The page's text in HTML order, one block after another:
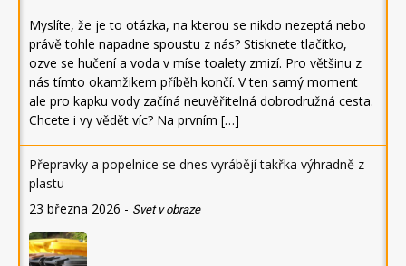
Myslíte, že je to otázka, na kterou se nikdo nezeptá nebo
právě tohle napadne spoustu z nás? Stisknete tlačítko,
ozve se hučení a voda v míse toalety zmizí. Pro většinu z
nás tímto okamžikem příběh končí. V ten samý moment
ale pro kapku vody začíná neuvěřitelná dobrodružná cesta.
Chcete i vy vědět víc? Na prvním […]
Přepravky a popelnice se dnes vyrábějí takřka výhradně z
plastu
23 března 2026 - Svet v obraze